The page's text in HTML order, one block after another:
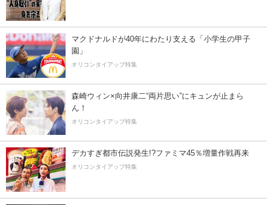
マクドナルドが40年にわたり支える「小学生の甲子
園」
オリコンタイアップ特集
森崎ウィン×向井康二“両片思い”にキュンが止まら
ん！
オリコンタイアップ特集
デカすぎ都市伝説発生!?ファミマ45％増量作戦再来
オリコンタイアップ特集